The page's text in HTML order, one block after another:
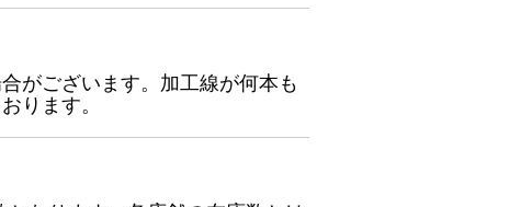
がございます。加工線が何本も
ります。